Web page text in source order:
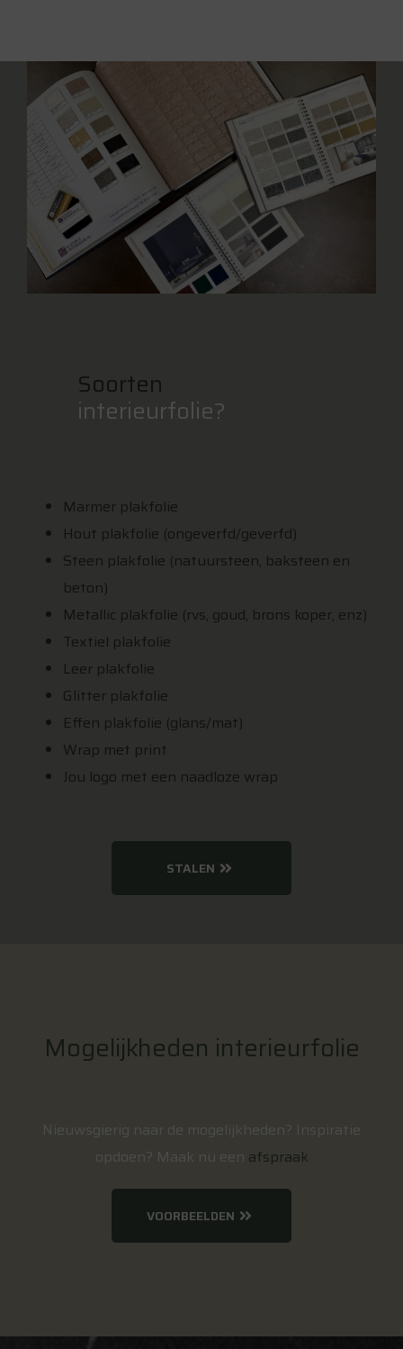
Soorten
interieurfolie?
Marmer plakfolie
Hout plakfolie (ongeverfd/geverfd)
Steen plakfolie (natuursteen, baksteen en
beton)
Metallic plakfolie (rvs, goud, brons koper, enz)
Textiel plakfolie
Leer plakfolie
Glitter plakfolie
Effen plakfolie (glans/mat)
Wrap met print
Jou logo met een naadloze wrap
STALEN
Mogelijkheden interieurfolie
Nieuwsgierig naar de mogelijkheden? Inspiratie
opdoen? Maak nu een afspraak
VOORBEELDEN